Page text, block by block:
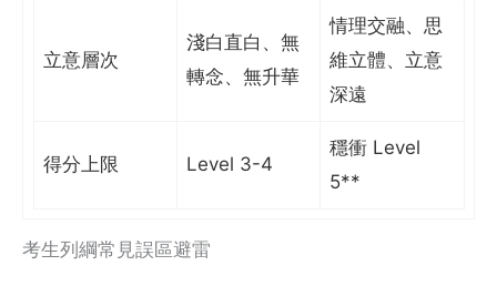
立意層次
淺白直白、無
轉念、無升華
情理交融、思
維立體、立意
深遠
得分上限 Level 3-4
穩衝 Level
5**
考生列綱常見誤區避雷